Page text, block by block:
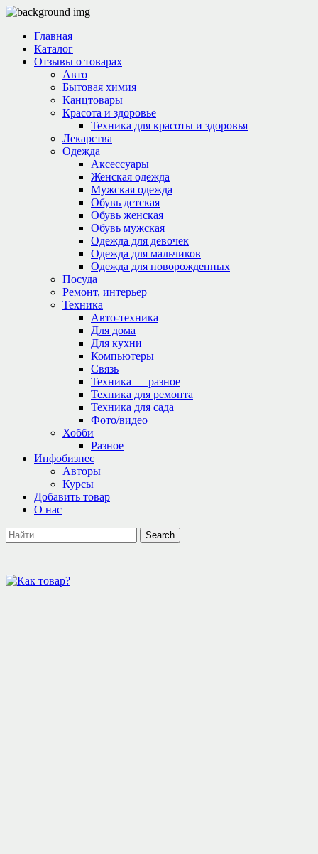
Главная
Каталог
Отзывы о товарах
Авто
Бытовая химия
Канцтовары
Красота и здоровье
Техника для красоты и здоровья
Лекарства
Одежда
Аксессуары
Женская одежда
Мужская одежда
Обувь детская
Обувь женская
Обувь мужская
Одежда для девочек
Одежда для мальчиков
Одежда для новорожденных
Посуда
Ремонт, интерьер
Техника
Авто-техника
Для дома
Для кухни
Компьютеры
Связь
Техника — разное
Техника для ремонта
Техника для сада
Фото/видео
Хобби
Разное
Инфобизнес
Авторы
Курсы
Добавить товар
О нас